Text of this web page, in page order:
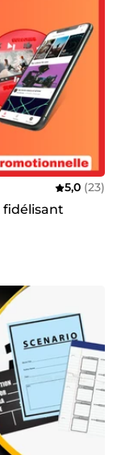
5,0 (23)
fidélisant